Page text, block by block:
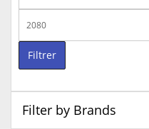
min
max
Filtrer
Filter by Brands